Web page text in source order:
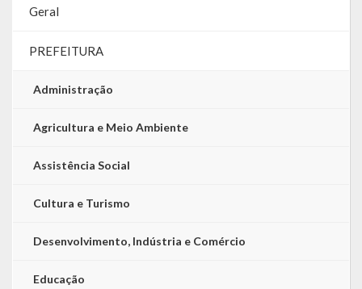
Geral
PREFEITURA
Administração
Agricultura e Meio Ambiente
Assistência Social
Cultura e Turismo
Desenvolvimento, Indústria e Comércio
Educação